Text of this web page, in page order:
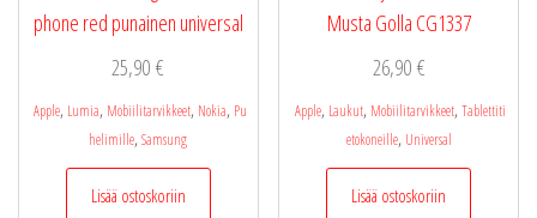
phone red punainen universal
25,90€
Apple, Lumia, Mobiilitarvikkeet, Nokia, Pu
helimille, Samsung
Lisää ostoskoriin
Musta Golla CG1337
26,90 €
Apple, Laukut, Mobiilitarvikkeet, Tablettiti
etokoneille, Universal
Lisää ostoskoriin